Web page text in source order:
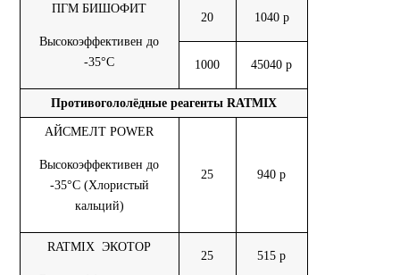
ПГМ БИШОФИТ
Высокоэффективен до
-35°С
20 1040 р
1000 45040 р
Противогололёдные реагенты RATMIX
АЙСМЕЛТ POWER
Высокоэффективен до
-35°С (Хлористый
кальций)
25 940 р
RATMIX ЭКОТОР
25 515 р